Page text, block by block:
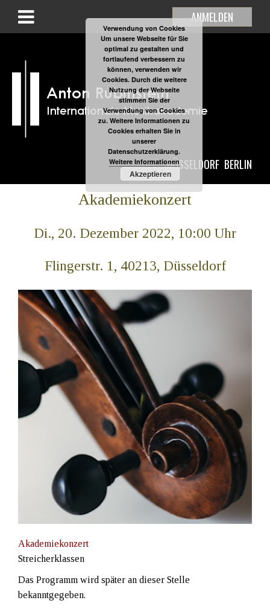
ANMELDEN
DÜSSELDORF BERLIN
Akademiekonzert
Di., 20. Dezember 2022, 10:00 Uhr
Flingerstr. 1, 40213, Düsseldorf
Akademiekonzert
Streicherklassen
Das Programm wird später an dieser Stelle
bekanntgegeben.
Verwendung von Cookies
Um unsere Webseite für Sie
optimal zu gestalten und
fortlaufend verbessern zu
können, verwenden wir
Cookies. Durch die weitere
Nutzung der Webseite
stimmen Sie der
Verwendung von Cookies
zu. Weitere Informationen zu
Cookies erhalten Sie in
unserer
Datenschutzerklärung.
Weitere Informationen
Akzeptieren